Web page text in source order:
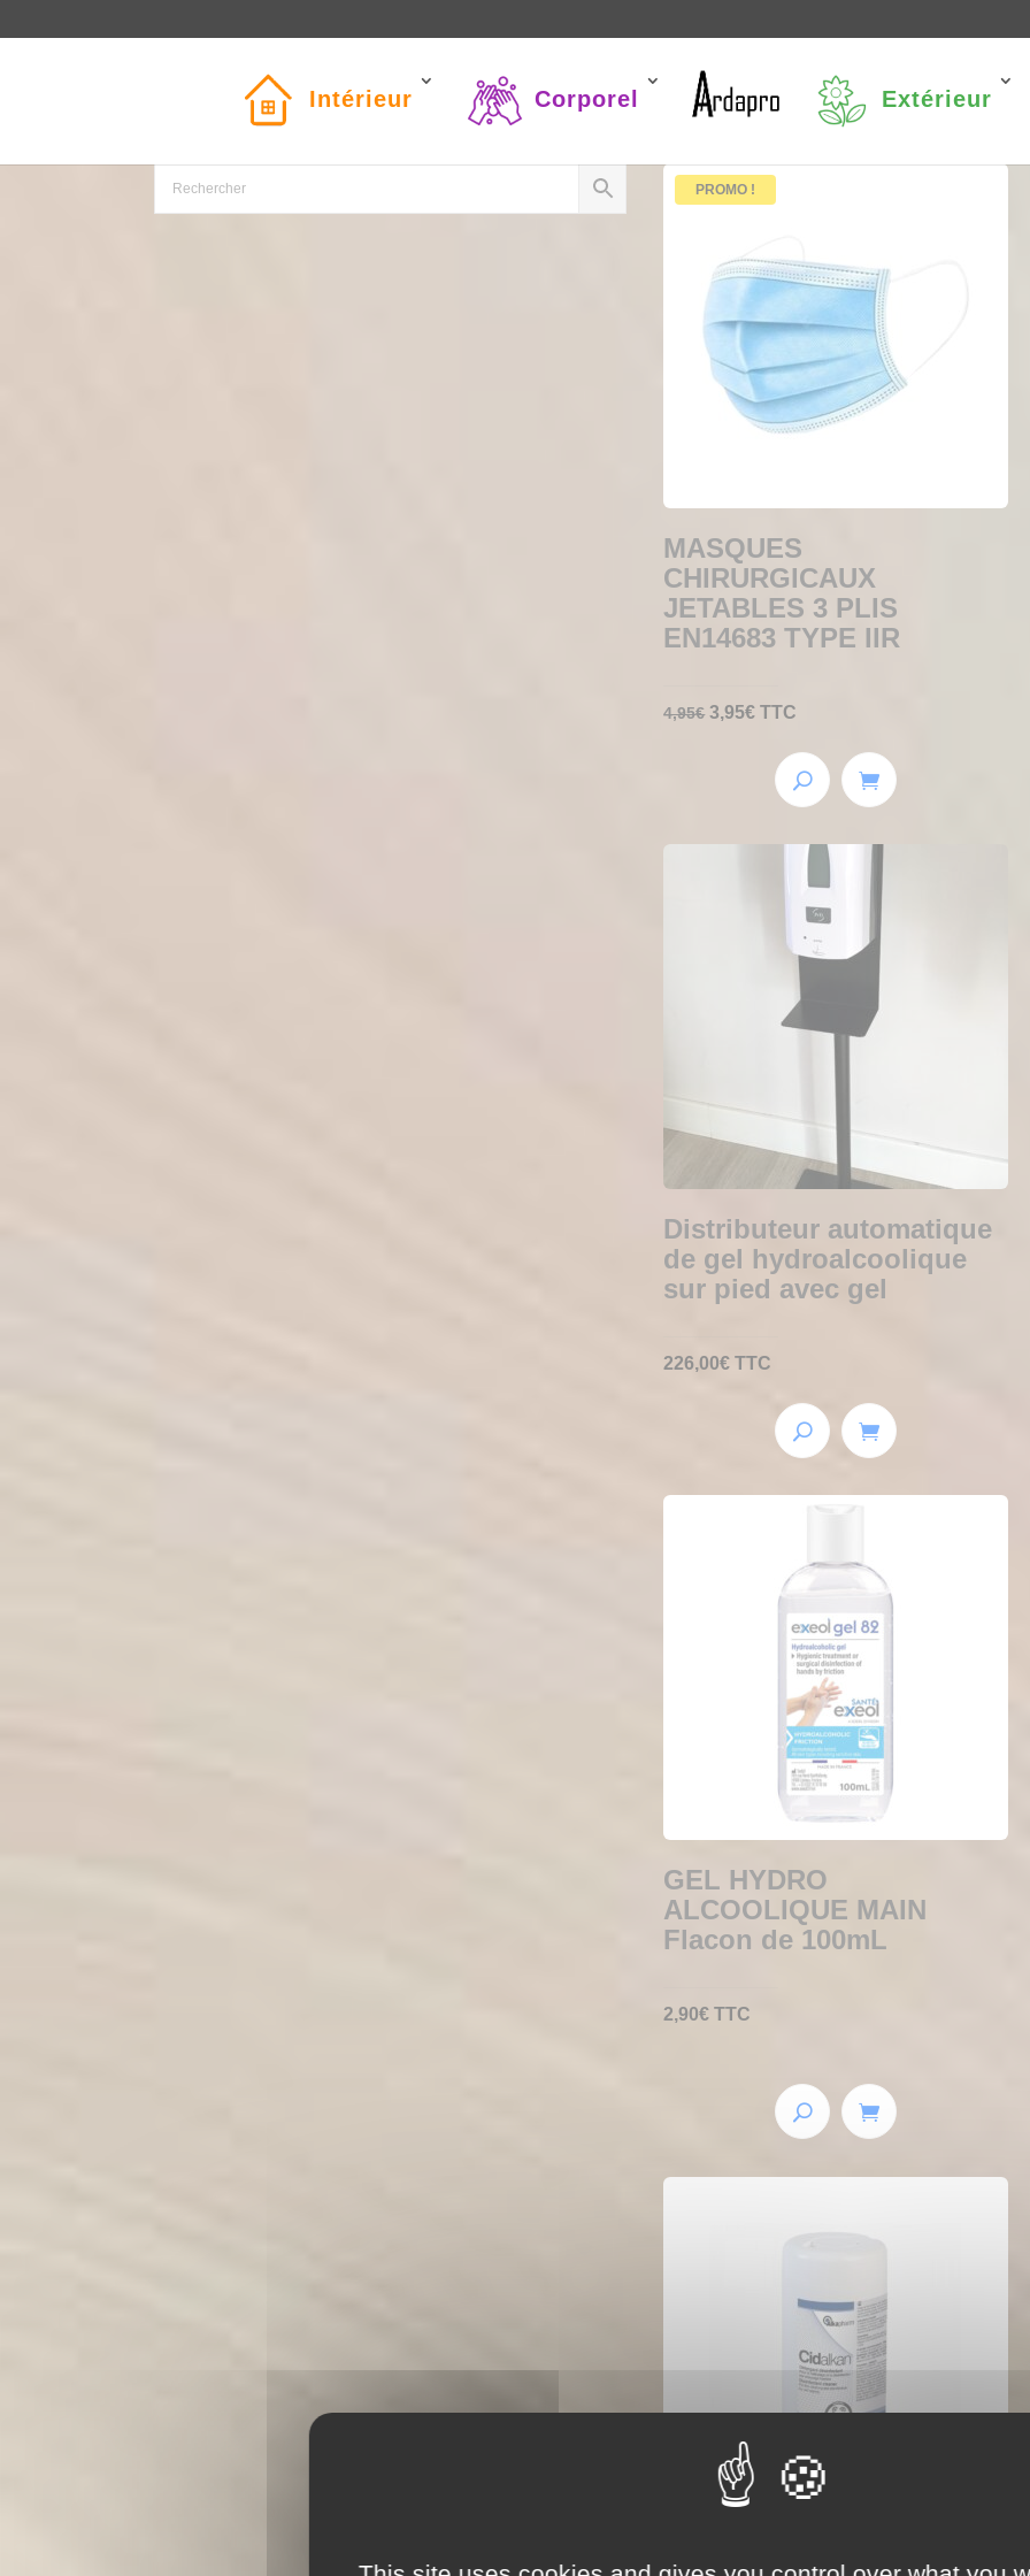
Intérieur Corporel Extérieur
PROMO !
MASQUES
CHIRURGICAUX
JETABLES 3 PLIS
EN14683 TYPE IIR
4,95€ Le
3,95€Le
actuel
est :
TTC
Distributeur automatique
de gel hydroalcoolique
sur pied avec gel
226,00€ TTC
GEL HYDRO
ALCOOLIQUE MAIN
Flacon de 100mL
2,90€ TTC
LINGETTES POUR LE